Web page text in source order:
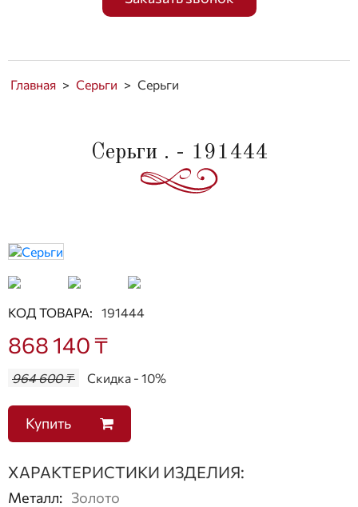
Главная > Серьги > Серьги
Серьги . - 191444
КОД ТОВАРА: 191444
868 140 ₸
964 600 ₸ Скидка - 10%
Купить
ХАРАКТЕРИСТИКИ ИЗДЕЛИЯ:
Металл: Золото